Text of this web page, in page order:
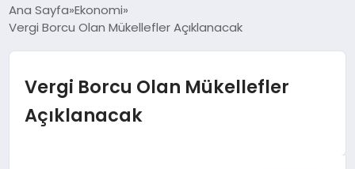
TEKNOLOJI
EKONOMI
SPOR
Ana Sayfa Ekonomi
Vergi Borcu Olan Mükellefler Açıklanacak
Vergi Borcu Olan Mükellefler
Açıklanacak